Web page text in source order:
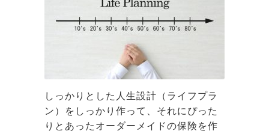
しっかりとした人生設計（ライフプラ
ン）をしっかり作って、それにぴった
りとあったオーダーメイドの保険を作